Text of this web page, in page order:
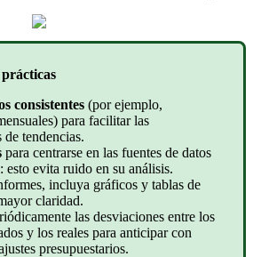
prácticas
consistentes (por ejemplo,
) para facilitar las
de tendencias.
para centrarse en las fuentes de datos
: esto evita ruido en su análisis.
, incluya gráficos y tablas de
claridad.
ódicamente las desviaciones entre los
y los reales para anticipar con
presupuestarios.